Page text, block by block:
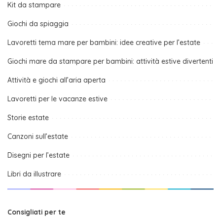
Kit da stampare
Giochi da spiaggia
Lavoretti tema mare per bambini: idee creative per l’estate
Giochi mare da stampare per bambini: attività estive divertenti
Attività e giochi all’aria aperta
Lavoretti per le vacanze estive
Storie estate
Canzoni sull’estate
Disegni per l’estate
Libri da illustrare
Consigliati per te